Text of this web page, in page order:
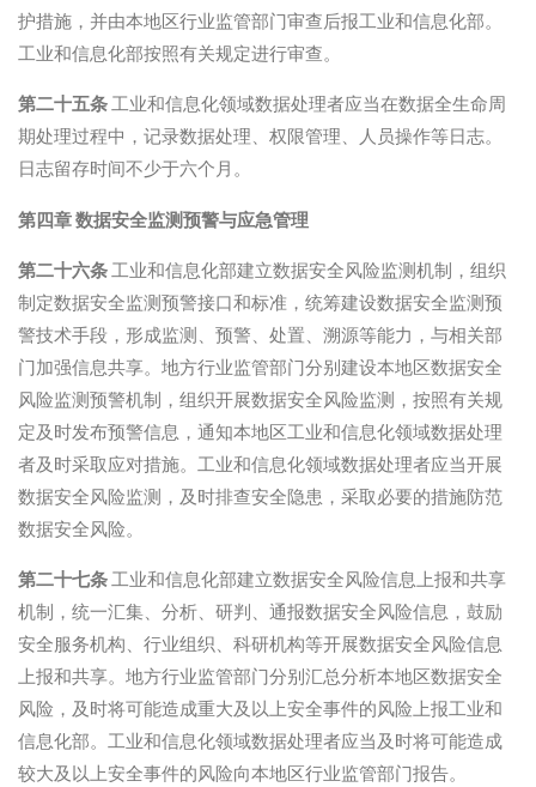
护措施，并由本地区行业监管部门审查后报工业和信息化部。
工业和信息化部按照有关规定进行审查。
第二十五条工业和信息化领域数据处理者应当在数据全生命周
期处理过程中，记录数据处理、权限管理、人员操作等日志。
日志留存时间不少于六个月。
第四章 数据安全监测预警与应急管理
第二十六条工业和信息化部建立数据安全风险监测机制，组织
制定数据安全监测预警接口和标准，统筹建设数据安全监测预
警技术手段，形成监测、预警、处置、溯源等能力，与相关部
门加强信息共享。地方行业监管部门分别建设本地区数据安全
风险监测预警机制，组织开展数据安全风险监测，按照有关规
定及时发布预警信息，通知本地区工业和信息化领域数据处理
者及时采取应对措施。工业和信息化领域数据处理者应当开展
数据安全风险监测，及时排查安全隐患，采取必要的措施防范
数据安全风险。
第二十七条工业和信息化部建立数据安全风险信息上报和共享
机制，统一汇集、分析、研判、通报数据安全风险信息，鼓励
安全服务机构、行业组织、科研机构等开展数据安全风险信息
上报和共享。地方行业监管部门分别汇总分析本地区数据安全
风险，及时将可能造成重大及以上安全事件的风险上报工业和
信息化部。工业和信息化领域数据处理者应当及时将可能造成
较大及以上安全事件的风险向本地区行业监管部门报告。